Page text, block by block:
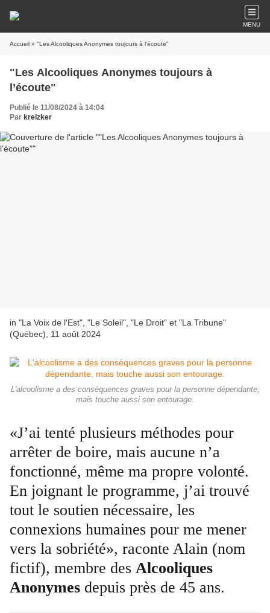
MENU
Accueil » "Les Alcooliques Anonymes toujours à l’écoute"
"Les Alcooliques Anonymes toujours à
l’écoute"
Publié le 11/08/2024 à 14:04
Par kreizker
in "La Voix de l'Est", "Le Soleil", "Le Droit" et "La Tribune"
(Québec), 11 août 2024
L'alcoolisme a des conséquences graves pour la personne dépendante,
mais touche aussi son entourage.
«J’ai tenté plusieurs méthodes pour
arrêter de boire, mais aucune n’a
fonctionné, même ma propre volonté.
En joignant le programme, j’ai trouvé
tout le soutien nécessaire, les
connexions humaines pour me mener
vers la sobriété», raconte Alain (nom
fictif), membre des Alcooliques
Anonymes depuis près de 45 ans.